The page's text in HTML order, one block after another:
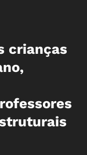
crianças